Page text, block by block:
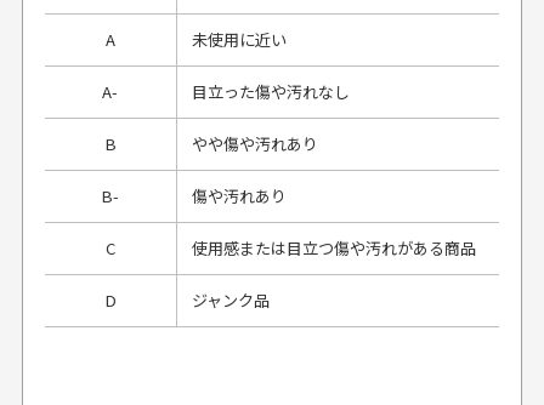
A 未使用に近い
A- 目立った傷や汚れなし
B やや傷や汚れあり
B- 傷や汚れあり
C 使用感または目立つ傷や汚れがある商品
D ジャンク品